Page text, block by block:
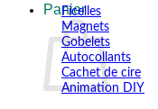
Panier
Ficelles
Magnets
Gobelets
Autocollants
Cachet de cire
Animation DIY